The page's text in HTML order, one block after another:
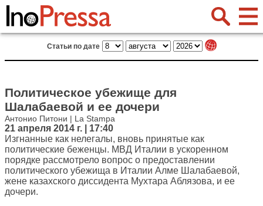
Статьи по дате
Политическое убежище для
Шалабаевой и ее дочери
Антонио Питони | La Stampa
21 апреля 2014 г. | 17:40
Изгнанные как нелегалы, вновь принятые как
политические беженцы. МВД Италии в ускоренном
порядке рассмотрело вопрос о предоставлении
политического убежища в Италии Алме Шалабаевой,
жене казахского диссидента Мухтара Аблязова, и ее
дочери.